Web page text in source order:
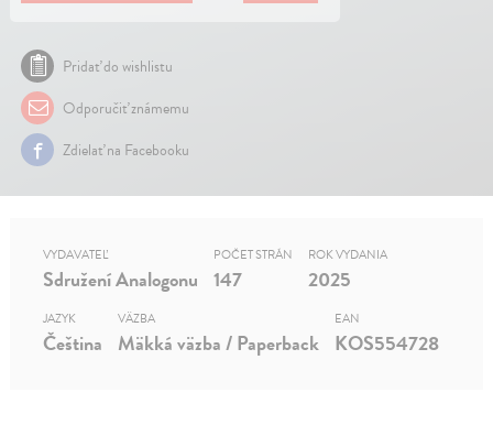
Pridať do wishlistu
Odporučiť známemu
Zdielať na Facebooku
VYDAVATEĽ
Sdružení Analogonu
POČET STRÁN
147
ROK VYDANIA
2025
JAZYK
Čeština
VÄZBA
Mäkká väzba / Paperback
EAN
KOS554728